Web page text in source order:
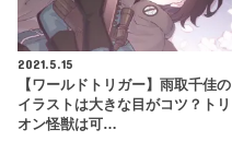
2021.5.15
【ワールドトリガー】雨取千佳の
イラストは大きな目がコツ？トリ
オン怪獣は可…